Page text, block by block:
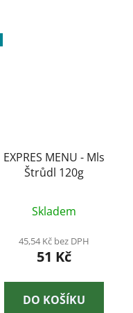
EXPRES MENU - Mls
Štrůdl 120g
Skladem
45,54 Kč bez DPH
51 Kč
DO KOŠÍKU